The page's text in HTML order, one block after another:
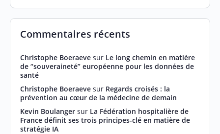
Commentaires récents
Christophe Boeraeve sur Le long chemin en matière
de “souveraineté” européenne pour les données de
santé
Christophe Boeraeve sur Regards croisés : la
prévention au cœur de la médecine de demain
Kevin Boulanger sur La Fédération hospitalière de
France définit ses trois principes-clé en matière de
stratégie IA